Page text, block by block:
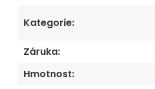
Kategorie:
Záruka:
Hmotnost: